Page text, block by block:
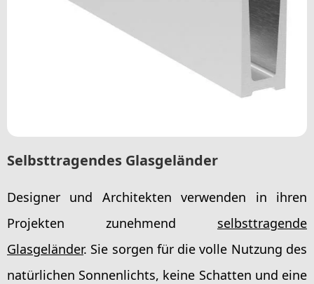
Selbsttragendes Glasgeländer
Designer und Architekten verwenden in ihren
Projekten zunehmend selbsttragende
Glasgeländer. Sie sorgen für die volle Nutzung des
natürlichen Sonnenlichts, keine Schatten und eine